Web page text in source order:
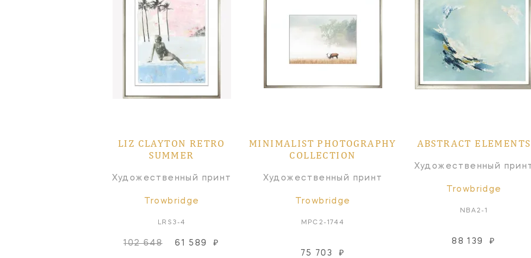
LIZ CLAYTON RETRO
SUMMER
Художественный принт
Trowbridge
LRS3-4
102 648 61 589 ₽
MINIMALIST PHOTOGRAPHY
COLLECTION
Художественный принт
Trowbridge
MPC2-1744
75 703 ₽
ABSTRACT ELEMENTS
Художественный
Trowbridge
NBA2-1
88 139 ₽